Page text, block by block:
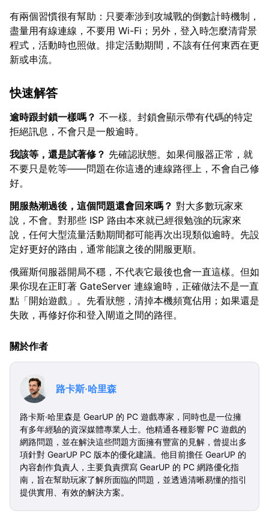
有兩個習慣很有幫助：只要牽涉到攻城戰的倒數計時機制，
盡量用有線連線，不要用 Wi-Fi；另外，登入時怎麼清背景
程式，活動時也照做。排定活動期間，不該有任何東西在更
新或串流。
快速解答
逾時跟封鎖一樣嗎？ 不一樣。封鎖會顯示帶有代碼的特定
拒絕訊息，不會只是一般逾時。
我該等，還是試著修？ 先確認狀態。如果伺服器正常，就
不要只是乾等——問題在你這邊的連線路徑上，不會自己修
好。
開服熱潮過後，這個問題還會回來嗎？ 對大多數玩家來
說，不會。對那些 ISP 路由本來就已經很勉強的玩家來
說，任何大型流量活動期間都可能再次出現類似逾時。先設
定好更好的路由，通常能讓之後的開服更順。
俄羅斯伺服器開局不穩，不代表它最後也會一直這樣。但如
果你現在正盯著 GateServer 連線逾時，正確做法不是一直
點「開始遊戲」。先看狀態，清掉本機頻寬佔用；如果還是
失敗，再修好你和登入閘道之間的路徑。
關於作者
路卡斯·哈里森
路卡斯·哈里森是 GearUP 的 PC 遊戲專家，同時也是一位擁
有多年經驗的資深媒體專業人士。他精通各種影響 PC 遊戲的
網路問題，並在解決這些問題方面擁有豐富的見解，曾提出多
項針對 GearUP PC 版本的優化建議。他目前擔任 GearUP 的
內容創作負責人，主要負責撰寫 GearUP 的 PC 網路優化指
南，旨在幫助玩家了解所面臨的問題，並透過清晰易懂的指引
提供實用、有效的解決方案。